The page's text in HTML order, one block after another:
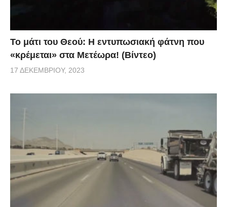
Το μάτι του Θεού: Η εντυπωσιακή φάτνη που
«κρέμεται» στα Μετέωρα! (Βίντεο)
17 ΔΕΚΕΜΒΡΊΟΥ, 2023